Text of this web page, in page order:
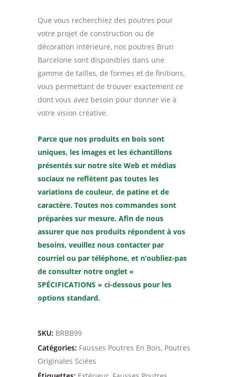
Que vous recherchiez des poutres pour
votre projet de construction ou de
décoration intérieure, nos poutres Brun
Barcelone sont disponibles dans une
gamme de tailles, de formes et de finitions,
vous permettant de trouver exactement ce
dont vous avez besoin pour donner vie à
votre vision créative.
Parce que nos produits en bois sont
uniques, les images et les échantillons
présentés sur notre site Web et médias
sociaux ne reflètent pas toutes les
variations de couleur, de patine et de
caractère. Toutes nos commandes sont
préparées sur mesure. Afin de nous
assurer que nos produits répondent à vos
besoins, veuillez nous contacter par
courriel ou par téléphone, et n’oubliez-pas
de consulter notre onglet «
SPÉCIFICATIONS » ci-dessous pour les
options standard.
SKU: BRBB99
Catégories: Fausses Poutres En Bois, Poutres
Originales Sciées